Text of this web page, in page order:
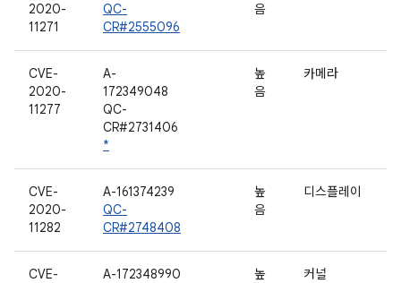
2020-
11271
QC-
CR#2555096
음
CVE-
2020-
11277
A-
172349048
QC-
CR#2731406
*
높
음
카메라
CVE-
2020-
11282
A-161374239
QC-
CR#2748408
높
음
디스플레이
CVE-
A-172348990
높
커널